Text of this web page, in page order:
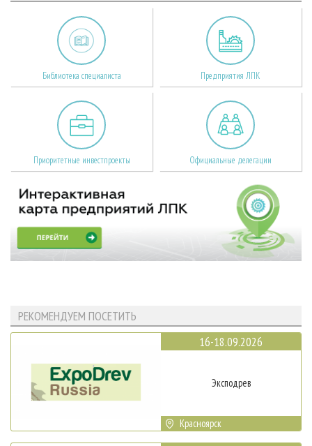
Библиотека специалиста Предприятия ЛПК
Приоритетные инвестпроекты Официальные делегации
РЕКОМЕНДУЕМ ПОСЕТИТЬ
16-18.09.2026
Эксподрев
Красноярск